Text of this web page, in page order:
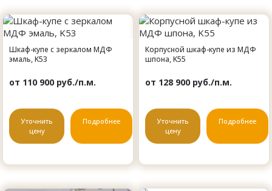
Шкаф-купе с зеркалом МДФ
эмаль, K53
от 110 900 руб./п.м.
Уточнить
цену
Подробнее
Корпусной шкаф-купе из МДФ
шпона, K55
от 128 900 руб./п.м.
Уточнить
цену
Подробнее